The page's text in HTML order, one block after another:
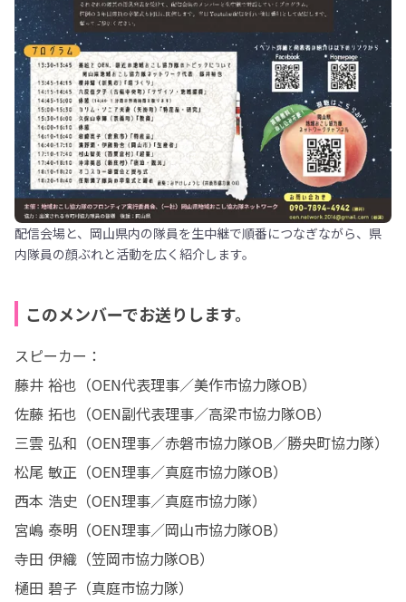
配信会場と、岡山県内の隊員を生中継で順番につなぎながら、県
内隊員の顔ぶれと活動を広く紹介します。
このメンバーでお送りします。
スピーカー：
藤井 裕也（OEN代表理事／美作市協力隊OB）
佐藤 拓也（OEN副代表理事／高梁市協力隊OB）
三雲 弘和（OEN理事／赤磐市協力隊OB／勝央町協力隊）
松尾 敏正（OEN理事／真庭市協力隊OB）
西本 浩史（OEN理事／真庭市協力隊）
宮嶋 泰明（OEN理事／岡山市協力隊OB）
寺田 伊織（笠岡市協力隊OB）
樋田 碧子（真庭市協力隊）